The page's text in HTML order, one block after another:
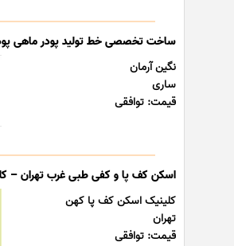
ساخت تخصصی خط تولید پودر ماهی
نگین آرمان
ساری
قیمت: توافقی
اسکن کف پا و کفی طبی غرب تهران –
کلینیک اسکن کف پا کهن
تهران
قیمت: توافقی